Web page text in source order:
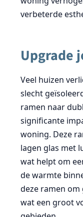
verbeterde
Upgrade
Veel huizen
slecht
ramen naar
significante
woning. Deze
lagen glas met
wat helpt om
de warmte
deze ramen
wat een groot